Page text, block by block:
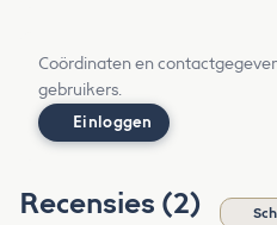
Coördinaten en
gebruikers.
Einloggen
Recensies (2)